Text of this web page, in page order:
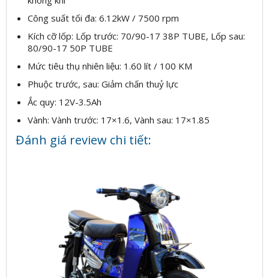
Công suất tối đa: 6.12kW / 7500 rpm
Kích cỡ lốp: Lốp trước: 70/90-17 38P TUBE, Lốp sau:
80/90-17 50P TUBE
Mức tiêu thụ nhiên liệu: 1.60 lít / 100 KM
Phuộc trước, sau: Giảm chấn thuỷ lực
Ắc quy: 12V-3.5Ah
Vành: Vành trước: 17×1.6, Vành sau: 17×1.85
Đánh giá review chi tiết: